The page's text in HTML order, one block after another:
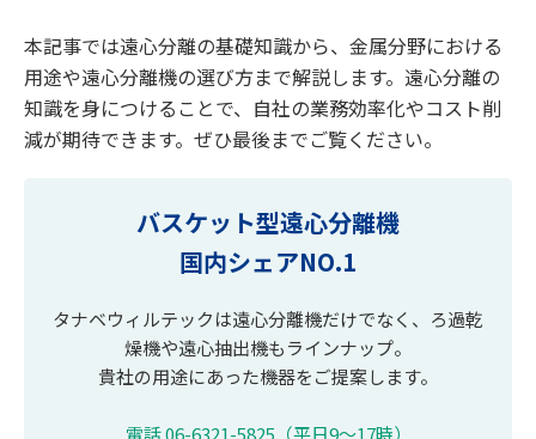
本記事では遠心分離の基礎知識から、金属分野における
用途や遠心分離機の選び方まで解説します。遠心分離の
知識を身につけることで、自社の業務効率化やコスト削
減が期待できます。ぜひ最後までご覧ください。
バスケット型遠心分離機
国内シェアNO.1
タナベウィルテックは遠心分離機だけでなく、ろ過乾
燥機や遠心抽出機もラインナップ。
貴社の用途にあった機器をご提案します。